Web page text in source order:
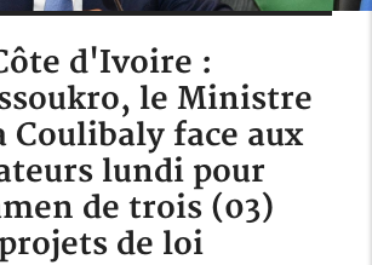
d'Ivoire :
le Ministre
Coulibaly face aux
lundi pour
de trois (03)
projets de loi